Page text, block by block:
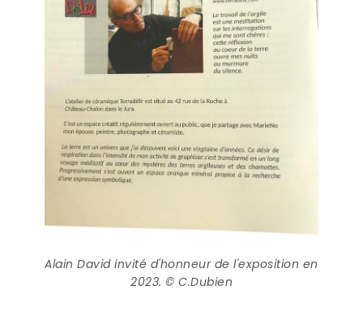
Alain David invité d'honneur de l'exposition en
2023. © C.Dubien